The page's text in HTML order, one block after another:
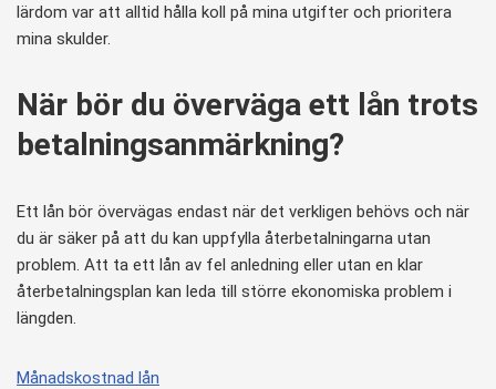
lärdom var att alltid hålla koll på mina utgifter och prioritera
mina skulder.
När bör du överväga ett lån trots
betalningsanmärkning?
Ett lån bör övervägas endast när det verkligen behövs och när
du är säker på att du kan uppfylla återbetalningarna utan
problem. Att ta ett lån av fel anledning eller utan en klar
återbetalningsplan kan leda till större ekonomiska problem i
längden.
Månadskostnad lån